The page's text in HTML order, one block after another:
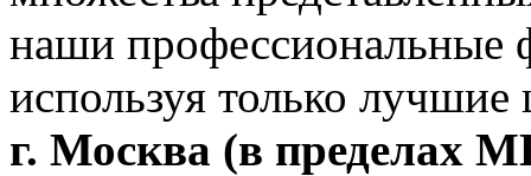
наши профессиональные
используя только
г. Москва (в пределах